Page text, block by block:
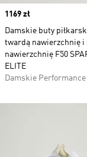
Price
1169 zł
Damskie buty
twardą nawierzchnię i
nawierzchnię F50
ELITE
Damskie Performance